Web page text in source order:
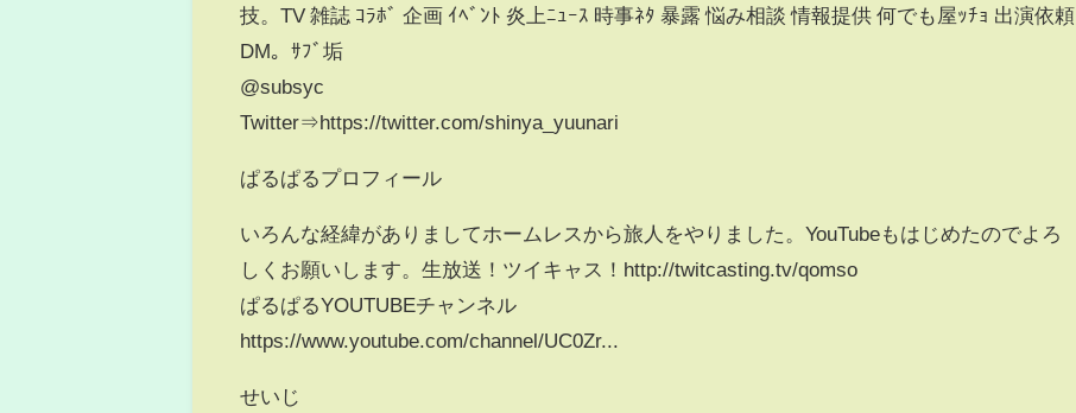
技。TV 雑誌 ｺﾗﾎﾞ 企画 ｲﾍﾞﾝﾄ 炎上ﾆｭｰｽ 時事ﾈﾀ 暴露 悩み相談 情報提供 何でも屋ｯﾁｮ 出演依頼
DM。ｻﾌﾞ垢
@subsyc
Twitter⇒https://twitter.com/shinya_yuunari
ぱるぱるプロフィール
いろんな経緯がありましてホームレスから旅人をやりました。YouTubeもはじめたのでよろ
しくお願いします。生放送！ツイキャス！http://twitcasting.tv/qomso
ぱるぱるYOUTUBEチャンネル
https://www.youtube.com/channel/UC0Zr...
せいじ